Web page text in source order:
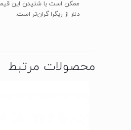
دلار از ریگرا گران‌تر است.
محصولات مرتبط